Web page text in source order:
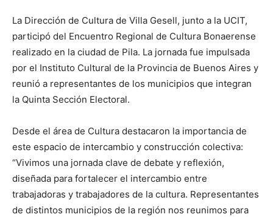
La Dirección de Cultura de Villa Gesell, junto a la UCIT,
participó del Encuentro Regional de Cultura Bonaerense
realizado en la ciudad de Pila. La jornada fue impulsada
por el Instituto Cultural de la Provincia de Buenos Aires y
reunió a representantes de los municipios que integran
la Quinta Sección Electoral.
Desde el área de Cultura destacaron la importancia de
este espacio de intercambio y construcción colectiva:
“Vivimos una jornada clave de debate y reflexión,
diseñada para fortalecer el intercambio entre
trabajadoras y trabajadores de la cultura. Representantes
de distintos municipios de la región nos reunimos para